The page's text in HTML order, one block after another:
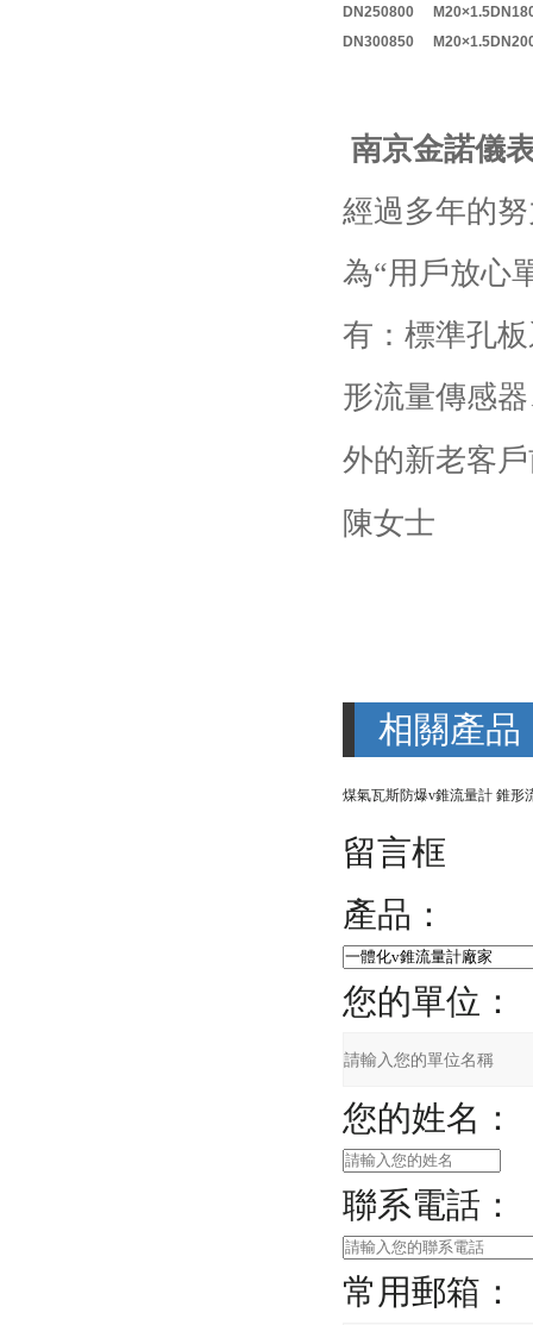
DN250800 M20×1.5
DN300850 M20×1.5
南京金諾儀
經過多年的
為“用戶放心
有： 標準孔
形流量傳感
外的新老客
陳女士
相關產品
煤氣瓦斯防爆v錐流量計 錐形
留言框
產品：
您的單位：
您的姓名：
聯系電話：
常用郵箱：